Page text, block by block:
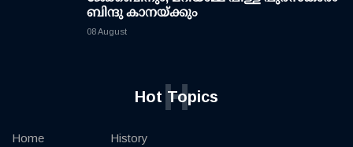
ബിന്ദു കാനയ്ക്കും
08 August
Hot Topics
H
Home
History